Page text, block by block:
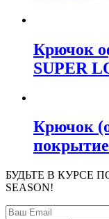
Крючок
SUPER
Крючок
БУДЬТЕ В КУРСЕ
SEASON!